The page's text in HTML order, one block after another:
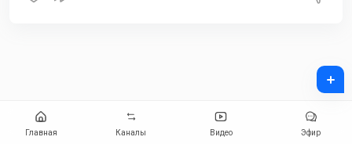
Главная Каналы Видео Эфир
+